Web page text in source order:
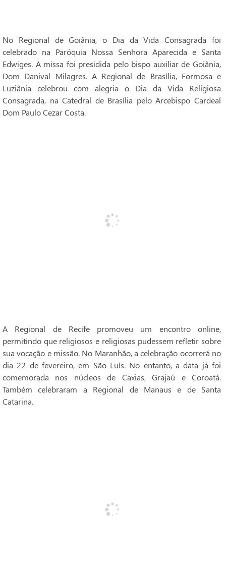
No Regional de Goiânia, o Dia da Vida Consagrada foi
celebrado na Paróquia Nossa Senhora Aparecida e Santa
Edwiges. A missa foi presidida pelo bispo auxiliar de Goiânia,
Dom Danival Milagres. A Regional de Brasília, Formosa e
Luziânia celebrou com alegria o Dia da Vida Religiosa
Consagrada, na Catedral de Brasília pelo Arcebispo Cardeal
Dom Paulo Cezar Costa.
A Regional de Recife promoveu um encontro online,
permitindo que religiosos e religiosas pudessem refletir sobre
sua vocação e missão. No Maranhão, a celebração ocorrerá no
dia 22 de fevereiro, em São Luís. No entanto, a data já foi
comemorada nos núcleos de Caxias, Grajaú e Coroatá.
Também celebraram a Regional de Manaus e de Santa
Catarina.